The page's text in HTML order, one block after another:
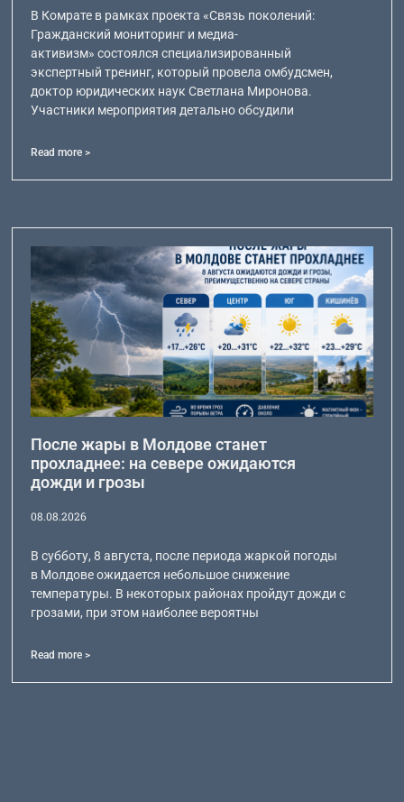
В Комрате в рамках проекта «Связь поколений:
Гражданский мониторинг и медиа-
активизм» состоялся специализированный
экспертный тренинг, который провела омбудсмен,
доктор юридических наук Светлана Миронова.
Участники мероприятия детально обсудили
Read more >
После жары в Молдове станет
прохладнее: на севере ожидаются
дожди и грозы
08.08.2026
В субботу, 8 августа, после периода жаркой погоды
в Молдове ожидается небольшое снижение
температуры. В некоторых районах пройдут дожди с
грозами, при этом наиболее вероятны
Read more >